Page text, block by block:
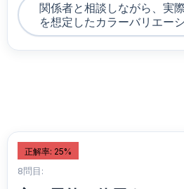
関係者と相談しながら、実
を想定したカラーバリエー
正解率: 25%
8問目: